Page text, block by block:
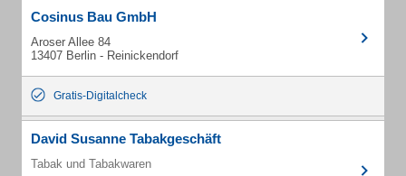
Cosinus Bau GmbH
Aroser Allee 84
13407 Berlin - Reinickendorf
Gratis-Digitalcheck
David Susanne Tabakgeschäft
Tabak und Tabakwaren